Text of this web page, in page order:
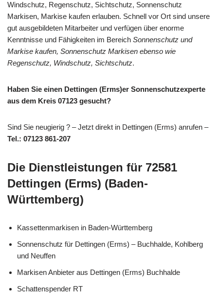
Windschutz, Regenschutz, Sichtschutz, Sonnenschutz
Markisen, Markise kaufen erlauben. Schnell vor Ort sind unsere
gut ausgebildeten Mitarbeiter und verfügen über enorme
Kenntnisse und Fähigkeiten im Bereich Sonnenschutz und
Markise kaufen, Sonnenschutz Markisen ebenso wie
Regenschutz, Windschutz, Sichtschutz.
Haben Sie einen Dettingen (Erms)er Sonnenschutzexperte
aus dem Kreis 07123 gesucht?
Sind Sie neugierig ? – Jetzt direkt in Dettingen (Erms) anrufen –
Tel.: 07123 861-207
Die Dienstleistungen für 72581
Dettingen (Erms) (Baden-
Württemberg)
Kassettenmarkisen in Baden-Württemberg
Sonnenschutz für Dettingen (Erms) – Buchhalde, Kohlberg
und Neuffen
Markisen Anbieter aus Dettingen (Erms) Buchhalde
Schattenspender RT